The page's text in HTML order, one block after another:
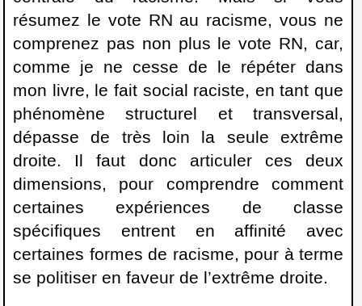
résumez le vote RN au racisme, vous ne
comprenez pas non plus le vote RN, car,
comme je ne cesse de le répéter dans
mon livre, le fait social raciste, en tant que
phénomène structurel et transversal,
dépasse de très loin la seule extrême
droite. Il faut donc articuler ces deux
dimensions, pour comprendre comment
certaines expériences de classe
spécifiques entrent en affinité avec
certaines formes de racisme, pour à terme
se politiser en faveur de l’extrême droite.